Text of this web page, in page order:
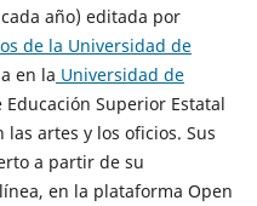
año) editada por
de la Universidad de
en la Universidad de
Superior Estatal
artes y los oficios. Sus
a partir de su
en la plataforma Open